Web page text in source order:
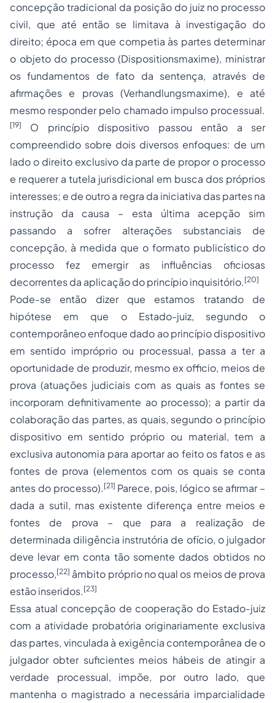
concepção tradicional da posição do juiz no processo
civil, que até então se limitava à investigação do
direito; época em que competia às partes determinar
o objeto do processo (Dispositionsmaxime), ministrar
os fundamentos de fato da sentença, através de
afirmações e provas (Verhandlungsmaxime), e até
mesmo responder pelo chamado impulso processual.
[19]
O princípio dispositivo passou então a ser
compreendido sobre dois diversos enfoques: de um
lado o direito exclusivo da parte de propor o processo
e requerer a tutela jurisdicional em busca dos próprios
interesses; e de outro a regra da iniciativa das partes na
instrução da causa – esta última acepção sim
passando a sofrer alterações substanciais de
concepção, à medida que o formato publicístico do
processo fez emergir as influências oficiosas
decorrentes da aplicação do princípio inquisitório. [20]
Pode-se então dizer que estamos tratando de
hipótese em que o Estado-juiz, segundo o
contemporâneo enfoque dado ao princípio dispositivo
em sentido impróprio ou processual, passa a ter a
oportunidade de produzir, mesmo ex officio, meios de
prova (atuações judiciais com as quais as fontes se
incorporam definitivamente ao processo); a partir da
colaboração das partes, as quais, segundo o princípio
dispositivo em sentido próprio ou material, tem a
exclusiva autonomia para aportar ao feito os fatos e as
fontes de prova (elementos com os quais se conta
antes do processo). [21] Parece, pois, lógico se afirmar –
dada a sutil, mas existente diferença entre meios e
fontes de prova – que para a realização de
determinada diligência instrutória de ofício, o julgador
deve levar em conta tão somente dados obtidos no
processo,[22] âmbito próprio no qual os meios de prova
estão inseridos. [23]
Essa atual concepção de cooperação do Estado-juiz
com a atividade probatória originariamente exclusiva
das partes, vinculada à exigência contemporânea de o
julgador obter suficientes meios hábeis de atingir a
verdade processual, impõe, por outro lado, que
mantenha o magistrado a necessária imparcialidade